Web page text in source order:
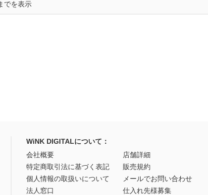
でを表示
WiNK DIGITALについて：
会社概要
店舗詳細
特定商取引法に基づく表記
販売規約
個人情報の取扱いについて
メールでお問い合わせ
法人窓口
仕入れ先様募集